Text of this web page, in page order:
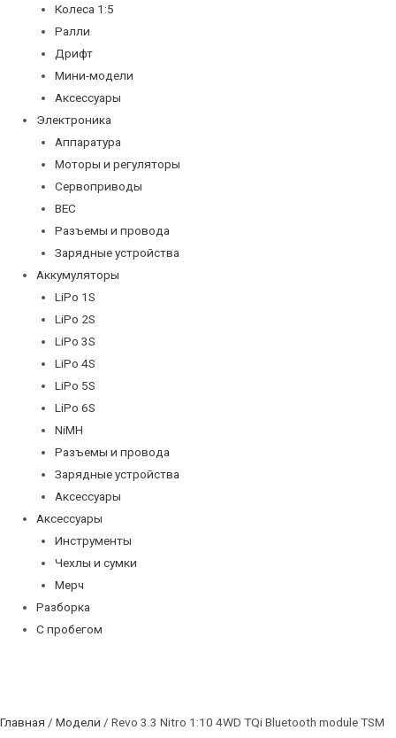
Колеса 1:5
Ралли
Дрифт
Мини-модели
Аксессуары
Электроника
Аппаратура
Моторы и регуляторы
Сервоприводы
BEC
Разъемы и провода
Зарядные устройства
Аккумуляторы
LiPo 1S
LiPo 2S
LiPo 3S
LiPo 4S
LiPo 5S
LiPo 6S
NiMH
Разъемы и провода
Зарядные устройства
Аксессуары
Аксессуары
Инструменты
Чехлы и сумки
Мерч
Разборка
С пробегом
Главная / Модели / Revo 3.3 Nitro 1:10 4WD TQi Bluetooth module TSM